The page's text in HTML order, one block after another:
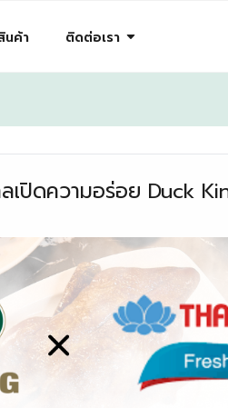
นค้า ติดต่อเรา arrow_drop_down
เปิดความอร่อย Duck